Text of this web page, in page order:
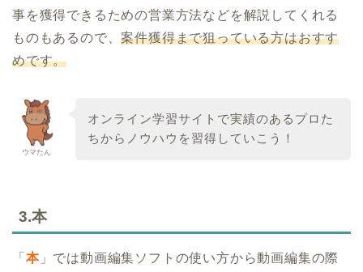
事を獲得できるための営業方法などを解説してくれる
ものもあるので、案件獲得まで狙っている方はおすす
めです。
ウマたん
オンライン学習サイトで実績のあるプロた
ちからノウハウを習得していこう！
3.本
「 本」では動画編集ソフトの使い方から動画編集の際